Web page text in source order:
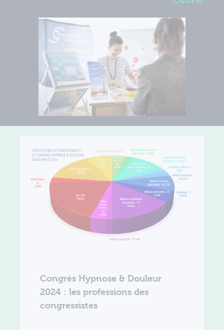
Congrès Hypnose & Douleur
2024 : les professions des
congressistes